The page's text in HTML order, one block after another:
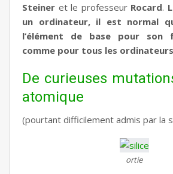
Steiner et le professeur Rocard.
un ordinateur, il est normal
l’élément de base pour son
comme pour tous les
De curieuses
atomique
(pourtant difficilement admis par la
ortie